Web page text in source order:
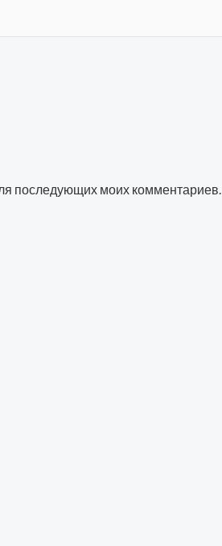
последующих моих комментариев.